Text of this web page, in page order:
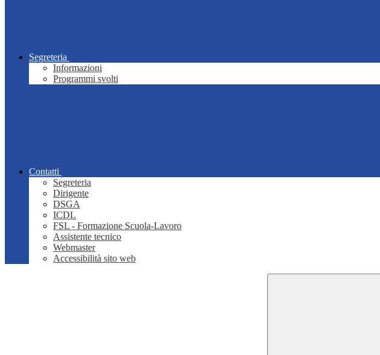
Segreteria
Informazioni
Programmi svolti
Contatti
Segreteria
Dirigente
DSGA
ICDL
FSL - Formazione Scuola-Lavoro
Assistente tecnico
Webmaster
Accessibilità sito web